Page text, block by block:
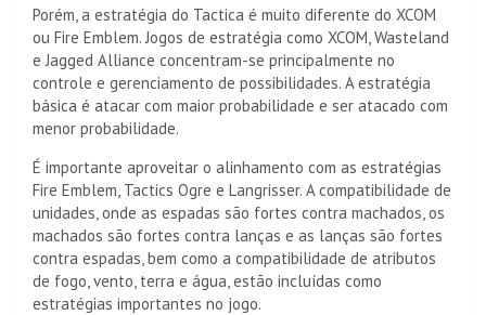
Porém, a estratégia do Tactica é muito diferente do XCOM
ou Fire Emblem. Jogos de estratégia como XCOM, Wasteland
e Jagged Alliance concentram-se principalmente no
controle e gerenciamento de possibilidades. A estratégia
básica é atacar com maior probabilidade e ser atacado com
menor probabilidade.
É importante aproveitar o alinhamento com as estratégias
Fire Emblem, Tactics Ogre e Langrisser. A compatibilidade de
unidades, onde as espadas são fortes contra machados, os
machados são fortes contra lanças e as lanças são fortes
contra espadas, bem como a compatibilidade de atributos
de fogo, vento, terra e água, estão incluídas como
estratégias importantes no jogo.